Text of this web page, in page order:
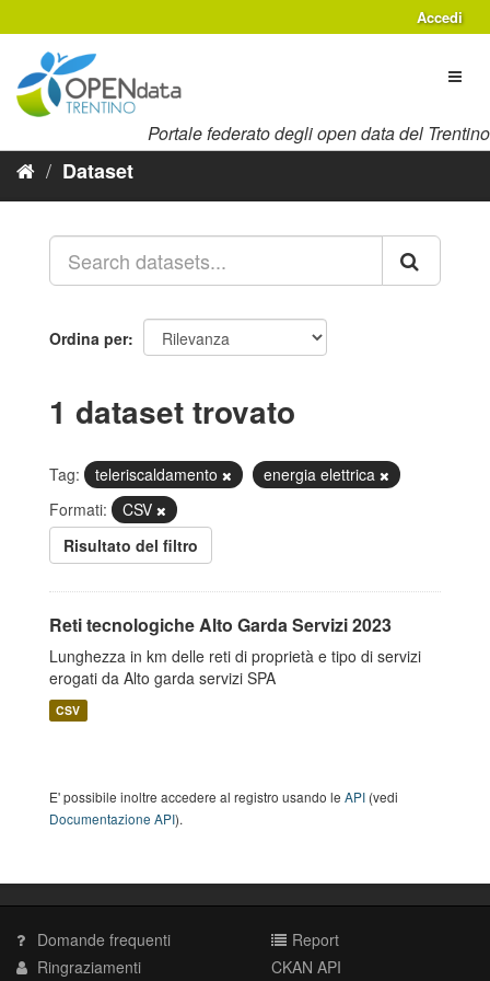
al
contenuto
Accedi
Portale federato degli open data del Trentino
Dataset
Ordina per
1 dataset trovato
Tag: teleriscaldamento
energia elettrica
Formati:
CSV
Risultato del filtro
Reti tecnologiche Alto Garda Servizi 2023
Lunghezza in km delle reti di proprietà e tipo di servizi
erogati da Alto garda servizi SPA
CSV
E' possibile inoltre accedere al registro usando le API (vedi
Documentazione API).
Domande frequenti
Ringraziamenti
Report
CKAN API